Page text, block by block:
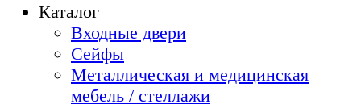
Каталог
Входные двери
Сейфы
Металлическая и медицинская
мебель / стеллажи